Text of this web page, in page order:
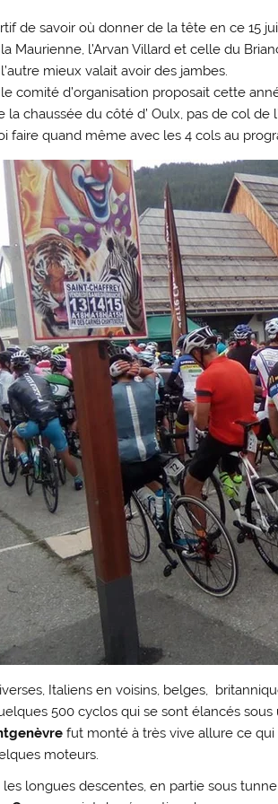
de savoir où donner de la tête en ce 15
Maurienne, l’Arvan Villard et celle du
mieux valait avoir des jambes.
comité d’organisation proposait cette
la chaussée du côté d’ Oulx, pas de col
faire quand même avec les 4 cols au
Italiens en voisins, belges,
500 cyclos qui se sont élancés
fut monté à très vive allure ce
moteurs.
les longues descentes, en partie sous